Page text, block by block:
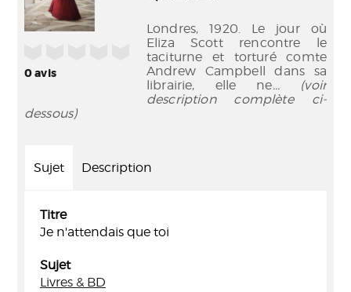
0avis
Londres, 1920. Le jour où
Eliza Scott rencontre le
taciturne et torturé comte
Andrew Campbell dans sa
librairie, elle ne... (voir
description complète ci-
dessous)
Sujet Description
Titre
Je n'attendais que toi
Sujet
Livres & BD